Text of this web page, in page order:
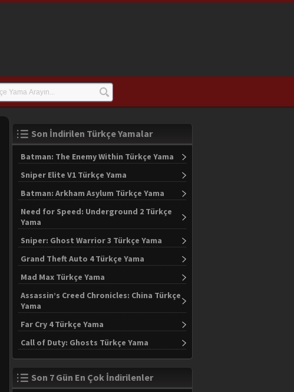
Son İndirilen Türkçe Yamalar
Batman: The Enemy Within Türkçe Yama
Sniper Elite V1 Türkçe Yama
Batman: Arkham Asylum Türkçe Yama
Need for Speed: Underground 2 Türkçe
Yama
Sniper: Ghost Warrior 3 Türkçe Yama
Grand Theft Auto 4 Türkçe Yama
Mad Max Türkçe Yama
Assassin’s Creed Chronicles: China Türkçe
Yama
Far Cry 4 Türkçe Yama
Call of Duty: Ghosts Türkçe Yama
Son 7 Gün En Çok İndirilenler